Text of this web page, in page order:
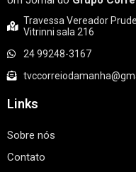
Travessa Vereador
Vitrinni sala 216
24 99248-3167
Links
Sobre nós
Contato